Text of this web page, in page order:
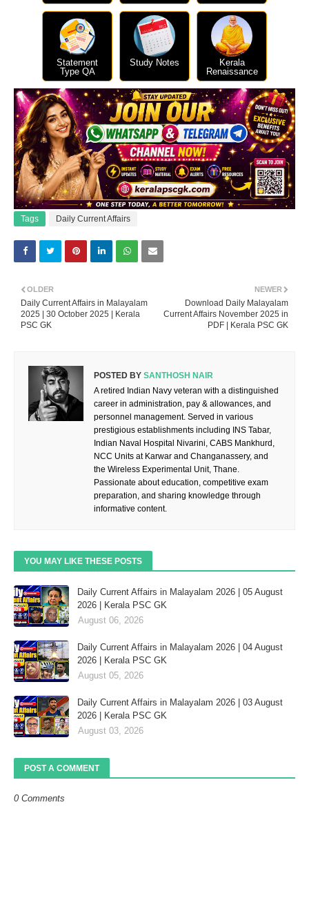
Statement
Type QA
Study Notes
Kerala
Renaissance
Tags Daily Current Affairs
NEWER
Download Daily Malayalam
Current Affairs November 2025 in
PDF | Kerala PSC GK
OLDER
Daily Current Affairs in Malayalam
2025 | 30 October 2025 | Kerala
PSC GK
POSTED BY SANTHOSH NAIR
A retired Indian Navy veteran with a distinguished
career in administration, pay & allowances, and
personnel management. Served in various
prestigious establishments including INS Tabar,
Indian Naval Hospital Nivarini, CABS Mankhurd,
NCC Units at Karwar and Changanassery, and
the Wireless Experimental Unit, Thane.
Passionate about education, competitive exam
preparation, and sharing knowledge through
informative content.
YOU MAY LIKE THESE POSTS
Daily Current Affairs in Malayalam 2026 | 05 August
2026 | Kerala PSC GK
August 06, 2026
Daily Current Affairs in Malayalam 2026 | 04 August
2026 | Kerala PSC GK
August 05, 2026
Daily Current Affairs in Malayalam 2026 | 03 August
2026 | Kerala PSC GK
August 03, 2026
POST A COMMENT
0 Comments